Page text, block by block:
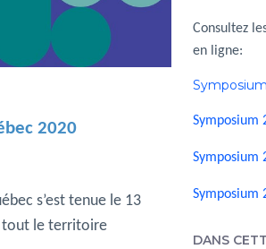
2020
s’est tenue le 13
tout le territoire
Consultez
en ligne:
Symposium
Symposium
Symposium
DANS